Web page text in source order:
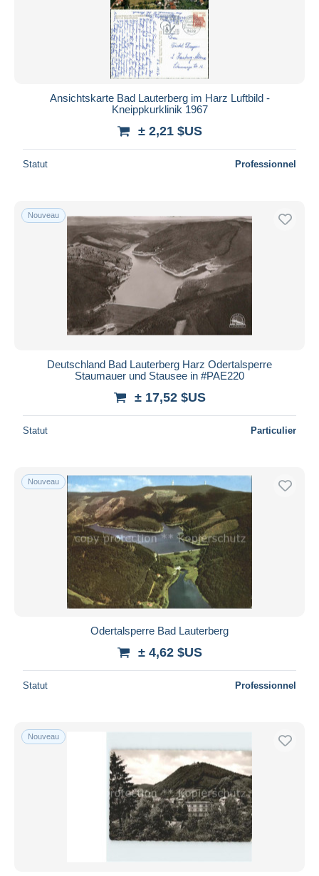
Ansichtskarte Bad Lauterberg im Harz Luftbild -
Kneippkurklinik 1967
± 2,21 $US
Statut Professionnel
Nouveau
Deutschland Bad Lauterberg Harz Odertalsperre
Staumauer und Stausee in #PAE220
± 17,52 $US
Statut Particulier
Nouveau
Odertalsperre Bad Lauterberg
± 4,62 $US
Statut Professionnel
Nouveau